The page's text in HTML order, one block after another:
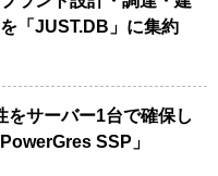
「JUST.DB」に集約
をサーバー1台で確保し
SSP」